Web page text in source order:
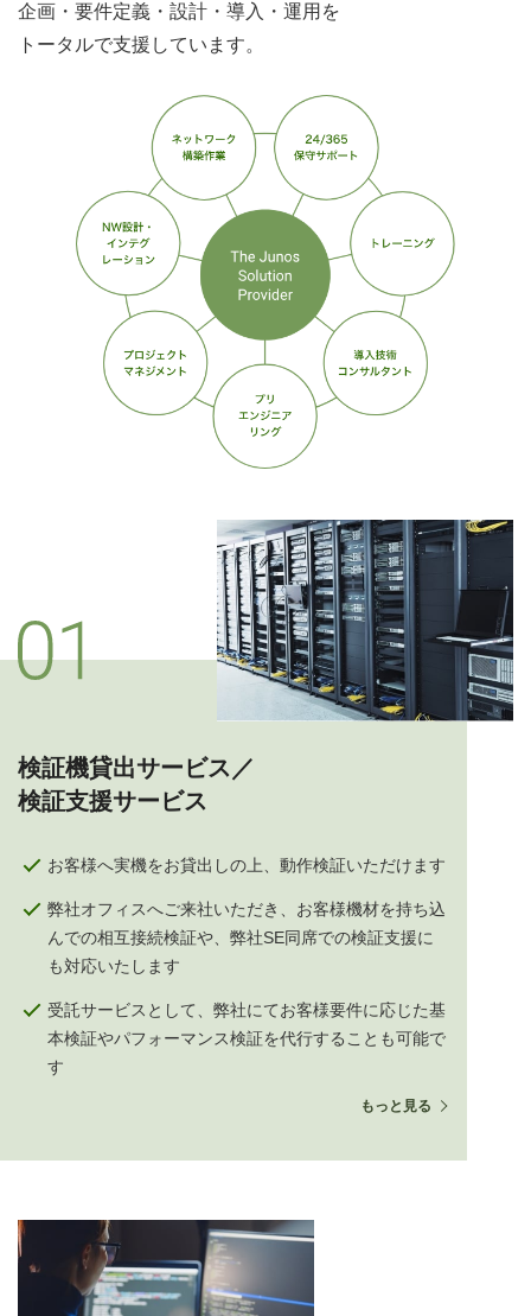
企画・要件定義・設計・導入・運用を
トータルで支援しています。
検証機貸出サービス／
検証支援サービス
お客様へ実機をお貸出しの上、動作検証いただけます
弊社オフィスへご来社いただき、お客様機材を持ち込
んでの相互接続検証や、弊社SE同席での検証支援に
も対応いたします
受託サービスとして、弊社にてお客様要件に応じた基
本検証やパフォーマンス検証を代行することも可能で
す
もっと見る